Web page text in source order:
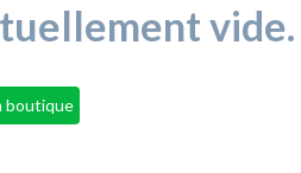
vide.
boutique